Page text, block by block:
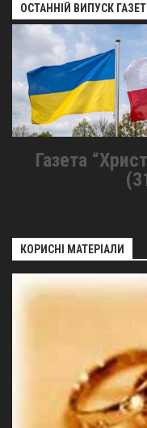
ОСТАННІЙ ВИПУСК
Газета
КОРИСНІ МАТЕРІАЛИ